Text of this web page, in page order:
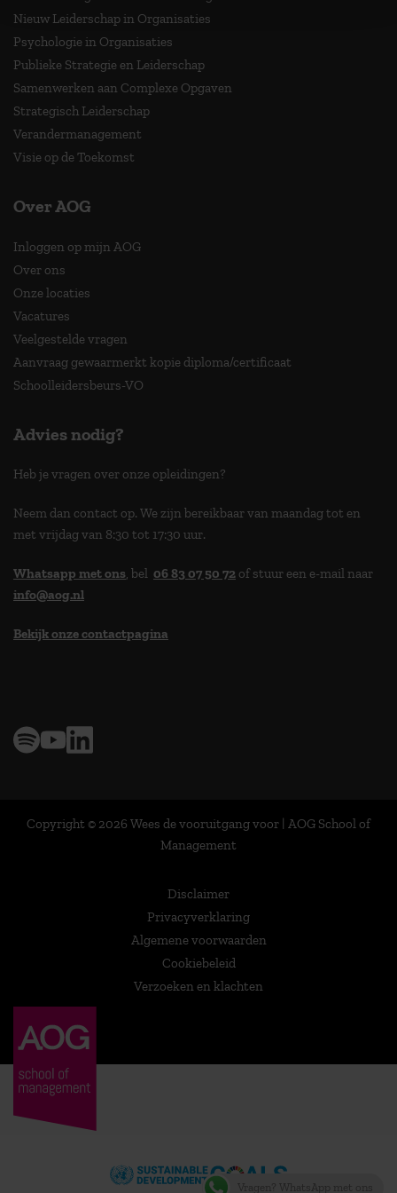
Nieuw Leiderschap in Organisaties
Psychologie in Organisaties
Publieke Strategie en Leiderschap
Samenwerken aan Complexe Opgaven
Strategisch Leiderschap
Verandermanagement
Visie op de Toekomst
Over AOG
Inloggen op mijn AOG
Over ons
Onze locaties
Vacatures
Veelgestelde vragen
Aanvraag gewaarmerkt kopie diploma/certificaat
Schoolleidersbeurs-VO
Advies nodig?
Heb je vragen over onze opleidingen?
Neem dan contact op. We zijn bereikbaar van maandag tot en
met vrijdag van 8:30 tot 17:30 uur.
Whatsapp met ons, bel 06 83 07 50 72 of stuur een e-mail naar
info@aog.nl
Bekijk onze contactpagina
Copyright © 2026 Wees de vooruitgang voor | AOG School of
Management
Disclaimer
Privacyverklaring
Algemene voorwaarden
Cookiebeleid
Verzoeken en klachten
Vragen? WhatsApp met ons